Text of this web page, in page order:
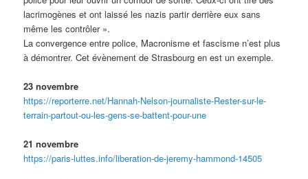
lacrimogènes et ont laissé les nazis partir derrière eux sans
même les contrôler ».
La convergence entre police, Macronisme et fascisme n’est plus
à démontrer. Cet évènement de Strasbourg en est un exemple.
23 novembre
https://reporterre.net/Hannah-Nelson-journaliste-Rester-sur-le-
terrain-partout-ou-les-gens-se-battent-pour-une
21 novembre
https://paris-luttes.info/liberation-de-jeremy-hammond-14505